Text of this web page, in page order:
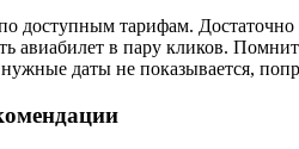
тарифам.
в пару кликов.
даты не показывается,